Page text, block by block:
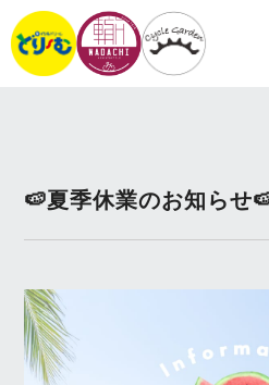
🍉夏季休業のお知らせ